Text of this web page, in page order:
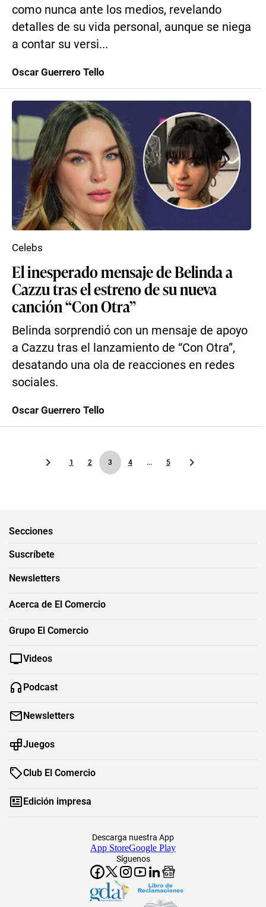
como nunca ante los medios, revelando
detalles de su vida personal, aunque se niega
a contar su versi...
Oscar Guerrero Tello
El inesperado mensaje de Belinda a
Cazzu tras el estreno de su nueva
canción “Con Otra”
Belinda sorprendió con un mensaje de apoyo
a Cazzu tras el lanzamiento de “Con Otra”,
desatando una ola de reacciones en redes
sociales.
Celebs
Oscar Guerrero Tello
1 2 3 4 ... 5
Secciones
Suscríbete
Newsletters
Acerca de El Comercio
Grupo El Comercio
Videos
Podcast
Newsletters
Juegos
Club El Comercio
Edición impresa
Síguenos
Descarga nuestra App
App StoreGoogle Play